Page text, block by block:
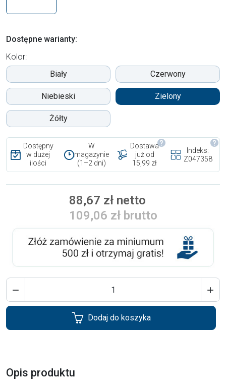
Dostępne warianty:
Kolor:
Biały
Czerwony
Niebieski Zielony
Żółty
Dostępny
w dużej
ilości
W
magazynie
(1–2 dni)
Dostawa
już od
15,99 zł
Indeks:
Z047358
88,67 zł netto
109,06 zł brutto
 
Dodaj do koszyka
Opis produktu